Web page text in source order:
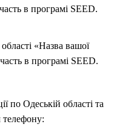
в програмі SEED.
«Назва вашої
в програмі SEED.
по Одеській області та
телефону: